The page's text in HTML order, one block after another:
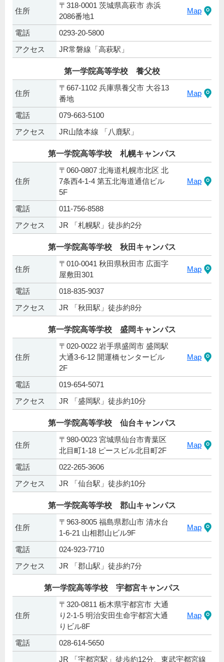
住所
〒318-0001 茨城県高萩市 赤浜
2086番地1
Map
電話
0293-20-5800
アクセス
JR常磐線「高萩駅」
第一学院高等学校 養父校
住所
〒667-1102 兵庫県養父市 大谷13
番地
Map
電話
079-663-5100
アクセス
JR山陰本線 「八鹿駅」
第一学院高等学校 札幌キャンパス
住所
〒060-0807 北海道札幌市北区 北
7条西4-1-4 第五北海道通信ビル
5F
Map
電話
011-756-8588
アクセス
JR 「札幌駅」徒歩約2分
第一学院高等学校 秋田キャンパス
住所
〒010-0041 秋田県秋田市 広面字
屋敷田301
Map
電話
018-835-9037
アクセス
JR 「秋田駅」徒歩約8分
第一学院高等学校 盛岡キャンパス
住所
〒020-0022 岩手県盛岡市 盛岡駅
大通3-6-12 開運橋センタービル
2F
Map
電話
019-654-5071
アクセス
JR 「盛岡駅」徒歩約10分
第一学院高等学校 仙台キャンパス
住所
〒980-0023 宮城県仙台市青葉区
北目町1-18 ピースビル北目町2F
Map
電話
022-265-3606
アクセス
JR 「仙台駅」徒歩約10分
第一学院高等学校 郡山キャンパス
住所
〒963-8005 福島県郡山市 清水台
1-6-21 山相郡山ビル9F
Map
電話
024-923-7710
アクセス
JR 「郡山駅」徒歩約7分
第一学院高等学校 宇都宮キャンパス
住所
〒320-0811 栃木県宇都宮市 大通
り2-1-5 明治安田生命宇都宮大通
りビル8F
Map
電話 028-614-5650
JR 「宇都宮駅」徒歩約12分、東武宇都宮線